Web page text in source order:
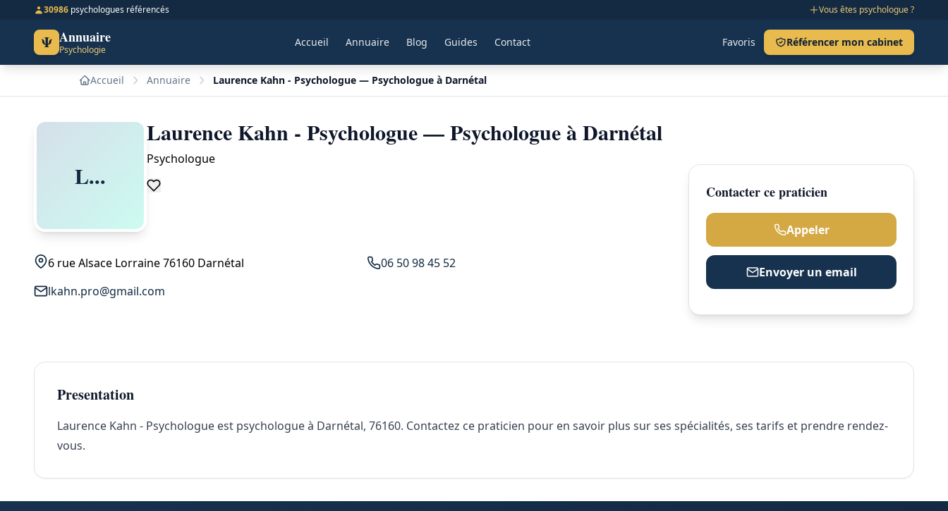
30986 psychologues référencés Vous êtes psychologue ?
Ψ Annuaire
Psychologie
Accueil Annuaire Blog Guides Contact Favoris Référencer mon cabinet
Accueil Annuaire Laurence Kahn - Psychologue — Psychologue à Darnétal
L...
Laurence Kahn - Psychologue — Psychologue à Darnétal
Psychologue
6 rue Alsace Lorraine 76160 Darnétal
06 50 98 45 52
lkahn.pro@gmail.com
Contacter ce praticien
Appeler
Envoyer un email
Presentation
Laurence Kahn - Psychologue est psychologue à Darnétal, 76160. Contactez ce praticien pour en savoir plus sur ses spécialités, ses tarifs et prendre rendez-
vous.